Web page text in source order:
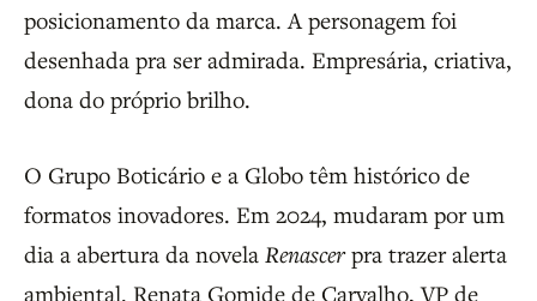
posicionamento da marca. A personagem foi
desenhada pra ser admirada. Empresária, criativa,
dona do próprio brilho.
O Grupo Boticário e a Globo têm histórico de
formatos inovadores. Em 2024, mudaram por um
dia a abertura da novela Renascerpra trazer alerta
ambiental. Renata Gomide de Carvalho, VP de